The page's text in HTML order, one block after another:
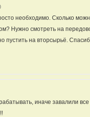
необходимо. Сколько
Нужно смотреть на
пустить на вторсырьё.
иначе завалили